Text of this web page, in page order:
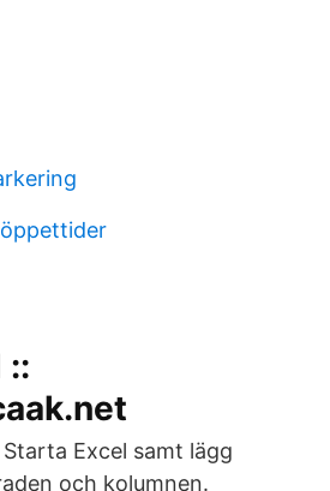
::
Excel samt lägg
och kolumnen.